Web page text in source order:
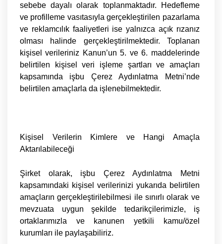
sebebe dayalı olarak toplanmaktadır. Hedefleme
ve profilleme vasıtasıyla gerçekleştirilen pazarlama
ve reklamcılık faaliyetleri ise yalnızca açık rızanız
olması halinde gerçekleştirilmektedir. Toplanan
kişisel verileriniz Kanun’un 5. ve 6. maddelerinde
belirtilen kişisel veri işleme şartları ve amaçları
kapsamında işbu Çerez Aydınlatma Metni’nde
belirtilen amaçlarla da işlenebilmektedir.
Kişisel Verilerin Kimlere ve Hangi Amaçla
Aktarılabileceği
Şirket olarak, işbu Çerez Aydınlatma Metni
kapsamındaki kişisel verilerinizi yukarıda belirtilen
amaçların gerçekleştirilebilmesi ile sınırlı olarak ve
mevzuata uygun şekilde tedarikçilerimizle, iş
ortaklarımızla ve kanunen yetkili kamu/özel
kurumları ile paylaşabiliriz.